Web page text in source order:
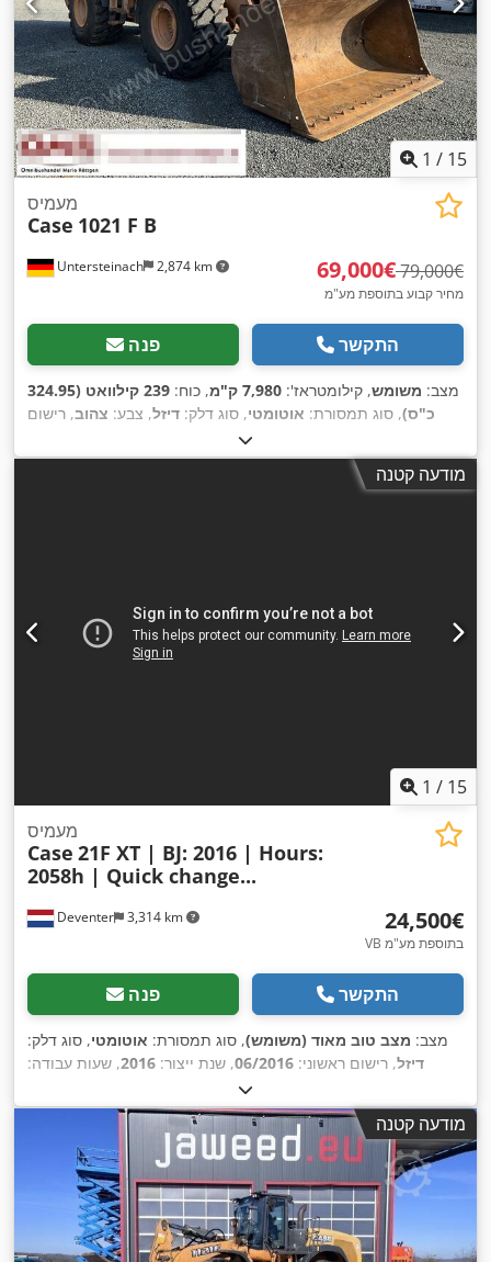
1 / 15
Untersteinach 2,874 km
מעמיס
Case 1021 F B
‏69,000 ‏€ ‏79,000 ‏€
מחיר קבוע בתוספת מע"מ
פנה התקשר
מצב: משומש, קילומטראז': 7,980 ק"מ , כוח:
239 קילוואט (324.95
כ"ס), סוג תמסורת: אוטומטי, סוג דלק: דיזל, צבע: צהוב, רישום
, שנת ייצור:
מודעה קטנה
1 / 15
Deventer 3,314 km
מעמיס
Case 21F XT | BJ: 2016 | Hours:
2058h | Quick change...
‏24,500 ‏€
VB בתוספת מע"מ
פנה התקשר
מצב: מצב טוב מאוד (משומש), סוג תמסורת: אוטומטי, סוג דלק:
דיזל, רישום ראשוני: 06/2016, שנת ייצור: 2016, שעות עבודה:
מודעה קטנה